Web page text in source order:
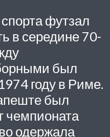
футзал
в середине 70-
был
году в Риме.
был
чемпионата
одержала